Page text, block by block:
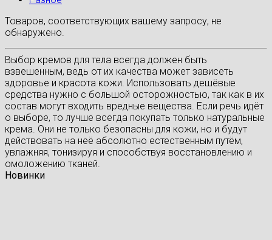
Товаров, соответствующих вашему запросу, не
обнаружено.
Выбор кремов для тела всегда должен быть
взвешенным, ведь от их качества может зависеть
здоровье и красота кожи. Использовать дешёвые
средства нужно с большой осторожностью, так как в их
состав могут входить вредные вещества. Если речь идёт
о выборе, то лучше всегда покупать только натуральные
крема. Они не только безопасны для кожи, но и будут
действовать на неё абсолютно естественным путём,
увлажняя, тонизируя и способствуя восстановлению и
омоложению тканей.
Новинки